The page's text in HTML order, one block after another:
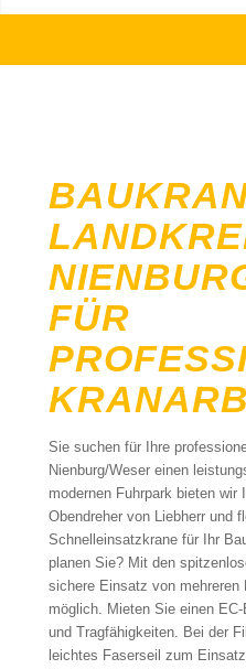
FÜR
Sie suchen für Ihre
Nienburg/Weser einen
modernen Fuhrpark bieten wir
Obendreher von Liebherr und
Schnelleinsatzkrane für Ihr
planen Sie? Mit den
sichere Einsatz von mehreren
möglich. Mieten Sie einen
und Tragfähigkeiten. Bei der
leichtes Faserseil zum